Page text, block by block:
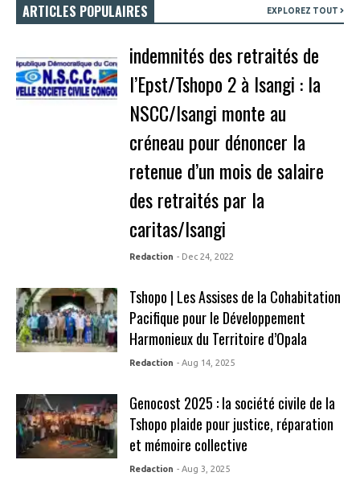
ARTICLES POPULAIRES EXPLOREZ TOUT
indemnités des retraités de
l’Epst/Tshopo 2 à Isangi : la
NSCC/Isangi monte au
créneau pour dénoncer la
retenue d’un mois de salaire
des retraités par la
caritas/Isangi
Redaction - Dec 24, 2022
Tshopo | Les Assises de la Cohabitation
Pacifique pour le Développement
Harmonieux du Territoire d’Opala
Redaction - Aug 14, 2025
Genocost 2025 : la société civile de la
Tshopo plaide pour justice, réparation
et mémoire collective
Redaction - Aug 3, 2025